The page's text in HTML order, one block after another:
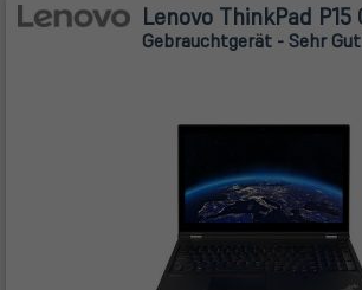
Lenovo ThinkPad P15
Gebrauchtgerät - Sehr Gut